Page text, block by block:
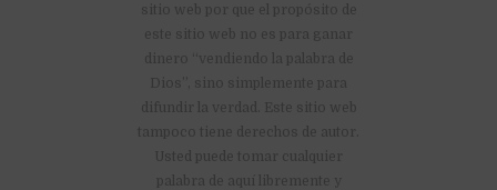
sitio web por que el propósito de
este sitio web no es para ganar
dinero “vendiendo la palabra de
Dios”, sino simplemente para
difundir la verdad. Este sitio web
tampoco tiene derechos de autor.
Usted puede tomar cualquier
palabra de aquí libremente y